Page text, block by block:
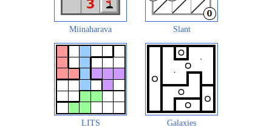
Miinaharava Slant
LITS Galaxies